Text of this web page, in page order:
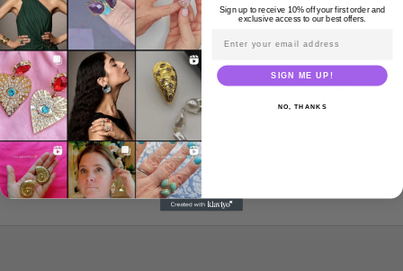
30-day returns
Söta glittriga Droplet-örhängen i blått!
Beskrivning: Guldpläterad zink, kristall glas i blått, Längd
4,3cm Bredd 1,3cm Vikt 8g
DELA
Sign up to receive 10% off your first order and
exclusive access to our best offers.
SIGN ME UP!
NO, THANKS